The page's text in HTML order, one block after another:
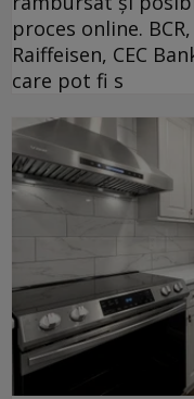
proces online.
Raiffeisen, CEC
care pot fi s